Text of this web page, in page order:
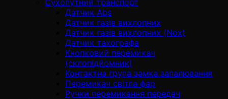
Датчик Abs
Датчик газів вихлопних
Датчик газів вихлопних (Nox)
Датчик тахографа
Кнопковий перемикач
(склопідйомник)
Контактна група замка запалювання
Перемикач світла фар
Ручки перемикання передач